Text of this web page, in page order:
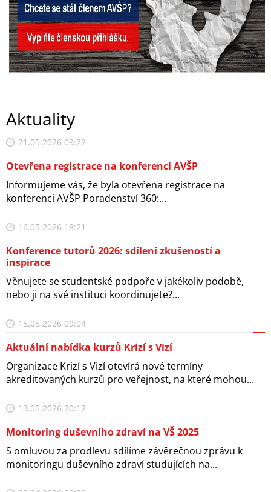
Aktuality
21.05.2026 09:22
Otevřena registrace na konferenci AVŠP
Informujeme vás, že byla otevřena registrace na
konferenci AVŠP Poradenství 360:...
16.05.2026 18:21
Konference tutorů 2026: sdílení zkušeností a
inspirace
Věnujete se studentské podpoře v jakékoliv podobě,
nebo ji na své instituci koordinujete?...
15.05.2026 09:04
Aktuální nabídka kurzů Krizí s Vizí
Organizace Krizí s Vizí otevírá nové termíny
akreditovaných kurzů pro veřejnost, na které mohou...
13.05.2026 20:12
Monitoring duševního zdraví na VŠ 2025
S omluvou za prodlevu sdílíme závěrečnou zprávu k
monitoringu duševního zdraví studujících na...